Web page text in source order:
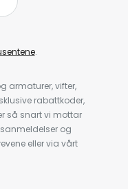
.
armaturer, vifter,
rabattkoder,
så snart vi mottar
og
eller via vårt